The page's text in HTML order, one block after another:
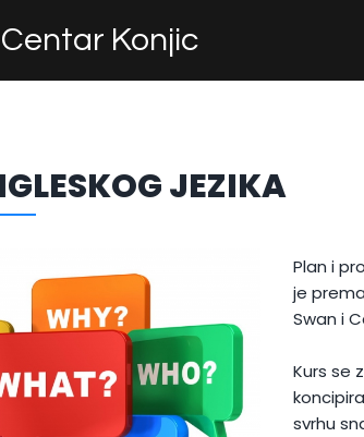
Konjic
JEZIKA
Plan i
je
Swan i
Kurs se
svrhu